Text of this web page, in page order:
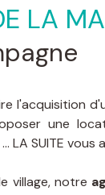
LA
l'acquisition
une
... LA SUITE
village, notre